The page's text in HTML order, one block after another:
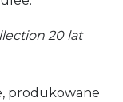
20 lat
produkowane